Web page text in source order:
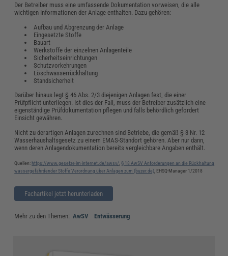
Der Betreiber muss eine umfassende Dokumentation vorweisen, die alle
wichtigen Informationen der Anlage enthalten. Dazu gehören:
Aufbau und Abgrenzung der Anlage
Eingesetzte Stoffe
Bauart
Werkstoffe der einzelnen Anlagenteile
Sicherheitseinrichtungen
Schutzvorkehrungen
Löschwasserrückhaltung
Standsicherheit
Darüber hinaus legt § 46 Abs. 2/3 diejenigen Anlagen fest, die einer
Prüfpflicht unterliegen. Ist dies der Fall, muss der Betreiber zusätzlich eine
eigenständige Prüfdokumentation pflegen und falls behördlich gefordert
Einsicht gewähren.
Nicht zu derartigen Anlagen zurechnen sind Betriebe, die gemäß § 3 Nr. 12
Wasserhaushaltsgesetz zu einem EMAS-Standort gehören. Aber nur dann,
wenn deren Anlagendokumentation bereits vergleichbare Angaben enthält.
Quellen: https://www.gesetze-im-internet.de/awsv/ ,§ 18 AwSV Anforderungen an die Rückhaltung
wassergefährdender Stoffe Verordnung über Anlagen zum (buzer.de) , EHSQ-Manager 1/2018
Fachartikel jetzt herunterladen
Mehr zu den Themen: AwSV Entwässerung